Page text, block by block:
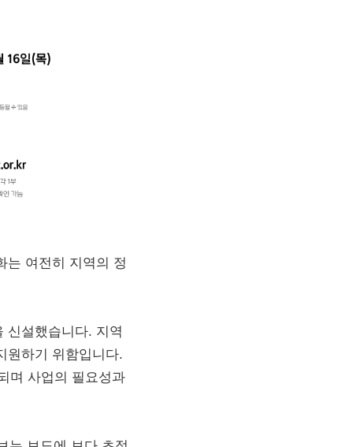
는 여전히 지역의 정
신설했습니다. 지역
원하기 위함입니다.
며 사업의 필요성과